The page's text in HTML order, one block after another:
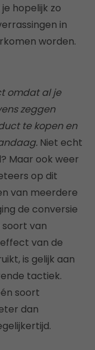
hopelijk zo
in
worden.
omdat al je
zeggen
te kopen en
Niet echt
Maar ook weer
op dit
van meerdere
de conversie
soort van
van de
is gelijk aan
tactiek.
soort
dan